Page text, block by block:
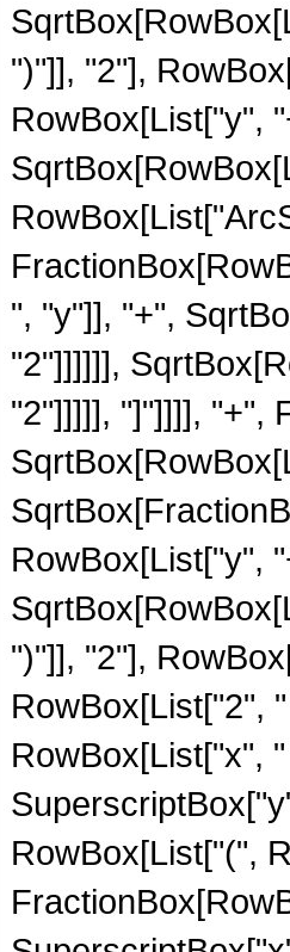
")"]], "2"],
RowBox[List["y",
", "y"]], "+",
"2"]]]]]],
"2"]]]]], "]"]]]], "+",
RowBox[List["y",
")"]], "2"],
RowBox[List["2",
RowBox[List["x",
RowBox[List["(",